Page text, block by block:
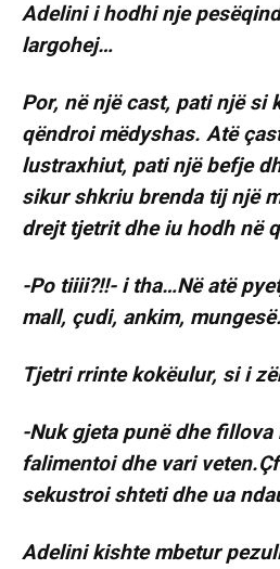
Adelini i hodhi nje
largohej…
Por, në një cast, pati një si
qëndroi mëdyshas. Atë
lustraxhiut, pati një befje
sikur shkriu brenda tij një
drejt tjetrit dhe iu hodh në
-Po tiiii?!!- i tha…Në atë
mall, çudi, ankim,
Tjetri rrinte kokëulur, si i
-Nuk gjeta punë dhe fillova
falimentoi dhe vari
sekustroi shteti dhe ua
Adelini kishte mbetur